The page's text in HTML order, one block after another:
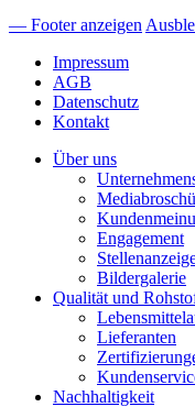
— Footer anzeigen
Impressum
AGB
Datenschutz
Kontakt
Über uns
Engagement
Bildergalerie
Qualität und
Lieferanten
Nachhaltigkeit